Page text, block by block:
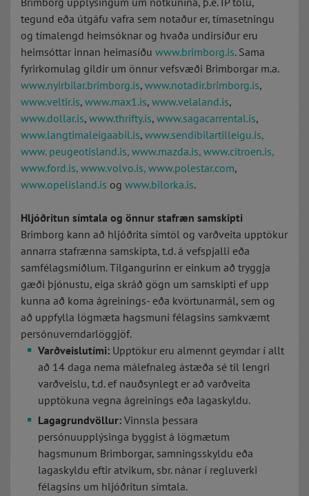
tegund eða útgáfu vafra sem notaður er, tímasetningu
og tímalengd heimsóknar og hvaða undirsíður eru
heimsóttar innan heimasíðu www.brimborg.is. Sama
fyrirkomulag gildir um önnur vefsvæði Brimborgar m.a.
www.nyirbilar.brimborg.is, www.notadir.brimborg.is,
www.veltir.is, www.max1.is, www.velaland.is,
www.dollar.is, www.thrifty.is, www.sagacarrental.is,
www.langtimaleigaabil.is, www.sendibilartilleigu.is,
www. peugeotisland.is, www.mazda.is, www.citroen.is,
www.ford.is, www.volvo.is, www.polestar.com,
www.opelisland.is og www.bilorka.is.
Hljóðritun símtala og önnur stafræn samskipti
Brimborg kann að hljóðrita símtöl og varðveita upptökur
annarra stafrænna samskipta, t.d. á vefspjalli eða
samfélagsmiðlum. Tilgangurinn er einkum að tryggja
gæði þjónustu, eiga skráð gögn um samskipti ef upp
kunna að koma ágreinings- eða kvörtunarmál, sem og
að uppfylla lögmæta hagsmuni félagsins samkvæmt
persónuverndarlöggjöf.
Varðveislutími: Upptökur eru almennt geymdar í allt
að 14 daga nema málefnaleg ástæða sé til lengri
varðveislu, t.d. ef nauðsynlegt er að varðveita
upptökuna vegna ágreinings eða lagaskyldu.
Lagagrundvöllur: Vinnsla þessara
persónuupplýsinga byggist á lögmætum
hagsmunum Brimborgar, samningsskyldu eða
lagaskyldu eftir atvikum, sbr. nánar í regluverki
félagsins um hljóðritun símtala.